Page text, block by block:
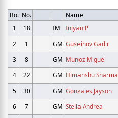
Bo. No. Name
1
18 IM Iniyan P
2
1 GM Guseinov Gadir
3
8 GM Munoz Miguel
4
22 GM Himanshu Sharma
5
30 GM Gonzales Jayson
6
7 GM Stella Andrea